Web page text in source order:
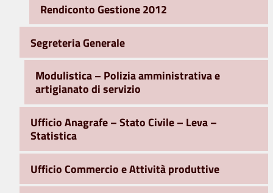
Rendiconto Gestione 2012
Segreteria Generale
Modulistica – Polizia amministrativa e
artigianato di servizio
Ufficio Anagrafe – Stato Civile – Leva –
Statistica
Ufficio Commercio e Attività produttive